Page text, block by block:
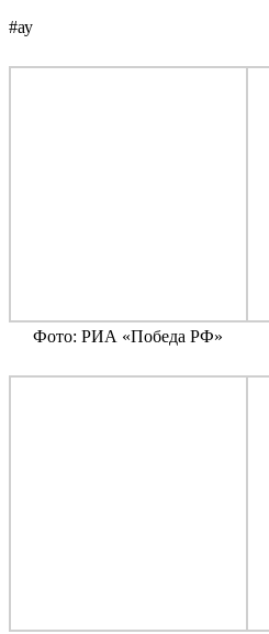
#ау
Фото: РИА «Победа РФ»